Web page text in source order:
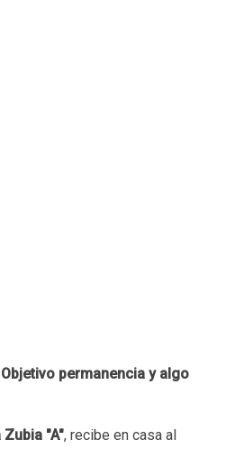
permanencia y algo
Zubia "A", recibe en casa al